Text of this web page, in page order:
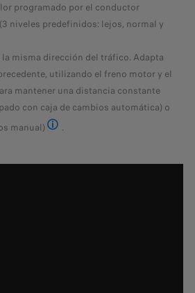
programado por el conductor
niveles predefinidos: lejos, normal y
misma dirección del tráfico. Adapta
utilizando el freno motor y el
mantener una distancia constante
con caja de cambios automática) o
manual)
.